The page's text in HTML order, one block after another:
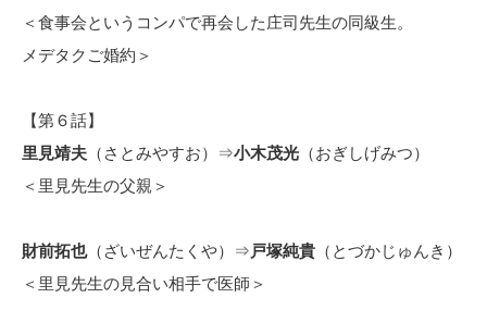
＜食事会というコンパで再会した庄司先生の同級生。
メデタクご婚約＞
【第６話】
里見靖夫 （さとみやすお）⇒小木茂光 （おぎしげみつ）
＜里見先生の父親＞
財前拓也（ざいぜんたくや）⇒ 戸塚純貴 （とづかじゅんき）
＜里見先生の見合い相手で医師＞